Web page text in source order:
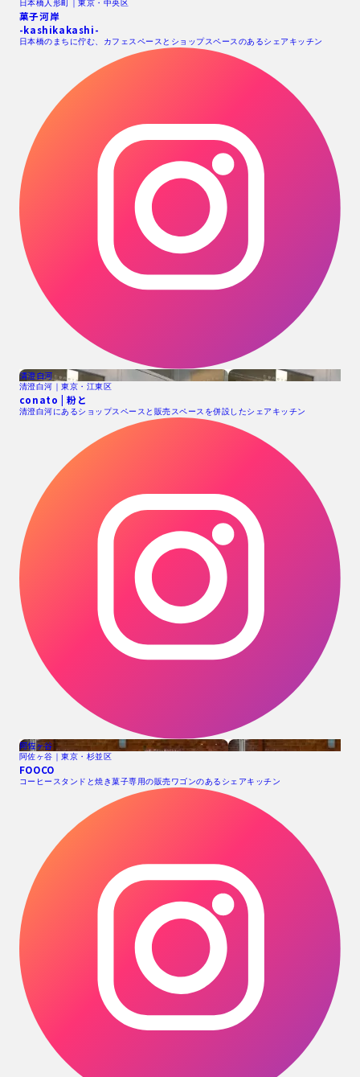
日本橋人形町｜東京・中央区
菓子河岸
-kashikakashi-
日本橋のまちに佇む、カフェスペースとショップスペースのあるシェアキッチン
清澄白河
清澄白河｜東京・江東区
conato | 粉と
清澄白河にあるショップスペースと販売スペースを併設したシェアキッチン
阿佐ヶ谷
阿佐ヶ谷｜東京・杉並区
FOOCO
コーヒースタンドと焼き菓子専用の販売ワゴンのあるシェアキッチン